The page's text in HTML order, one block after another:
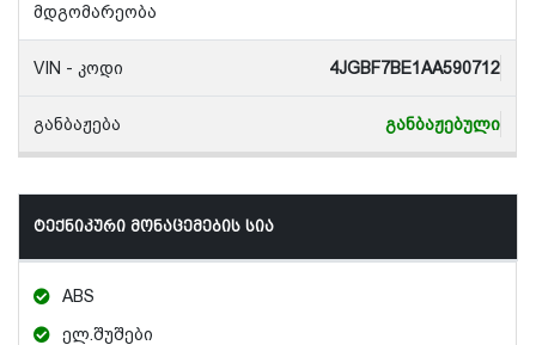
მდგომარეობა
VIN - კოდი 4JGBF7BE1AA590712
განბაჟება განბაჟებული
ტექნიკური მონაცემების სია
ABS
ელ.შუშები